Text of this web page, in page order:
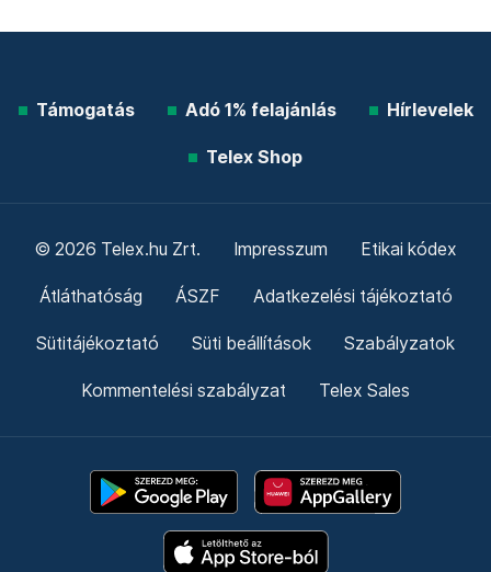
Támogatás Adó 1% felajánlás Hírlevelek
Telex Shop
© 2026 Telex.hu Zrt. Impresszum Etikai kódex
Átláthatóság ÁSZF Adatkezelési tájékoztató
Sütitájékoztató Süti beállítások Szabályzatok
Kommentelési szabályzat Telex Sales